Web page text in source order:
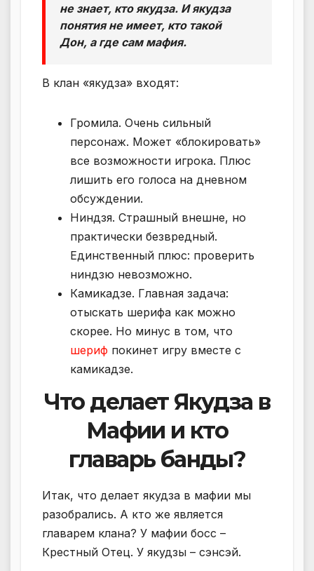
не знает, кто якудза. И якудза
понятия не имеет, кто такой
Дон, а где сам мафия.
В клан «якудза» входят:
Громила. Очень сильный
персонаж. Может «блокировать»
все возможности игрока. Плюс
лишить его голоса на дневном
обсуждении.
Ниндзя. Страшный внешне, но
практически безвредный.
Единственный плюс: проверить
ниндзю невозможно.
Камикадзе. Главная задача:
отыскать шерифа как можно
скорее. Но минус в том, что
шериф покинет игру вместе с
камикадзе.
Что делает Якудза в
Мафии и кто
главарь банды?
Итак, что делает якудза в мафии мы
разобрались. А кто же является
главарем клана? У мафии босс –
Крестный Отец. У якудзы – сэнсэй.